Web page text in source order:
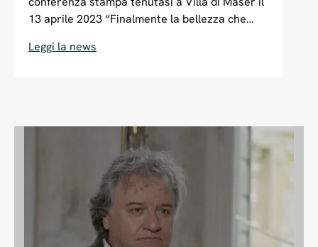
13 aprile 2023 “Finalmente la bellezza che
Maser potrà essere condivisa con il visitatore
Ninfeo. Un’esperienza ogni giorno diversa, una
meraviglia che si rinnova all’infinito”
Leggi la news